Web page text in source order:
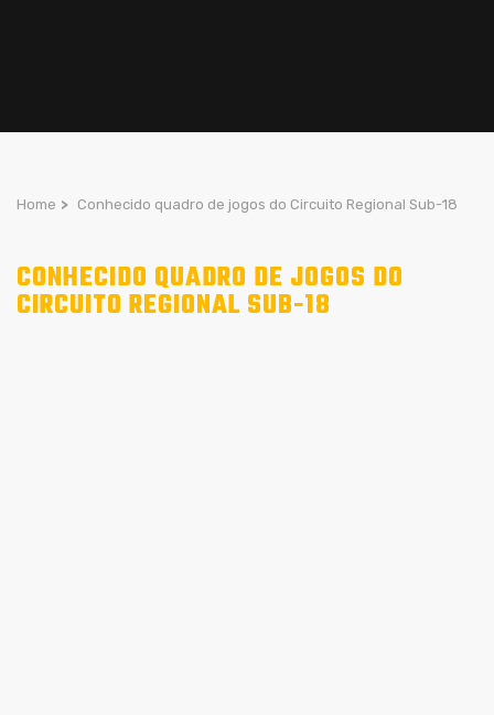
Home > Conhecido quadro de jogos do Circuito Regional Sub-18
CONHECIDO QUADRO DE JOGOS DO
CIRCUITO REGIONAL SUB-18